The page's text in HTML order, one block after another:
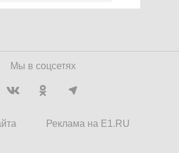
Мы в соцсетях
Реклама на E1.RU